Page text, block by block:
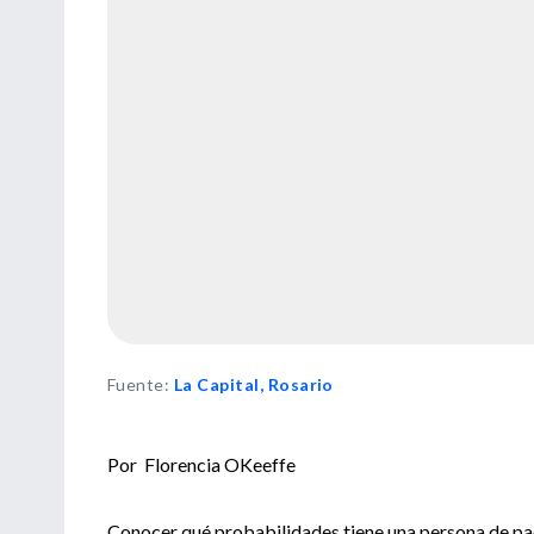
Fuente: La Capital, Rosario
Por Florencia OKeeffe